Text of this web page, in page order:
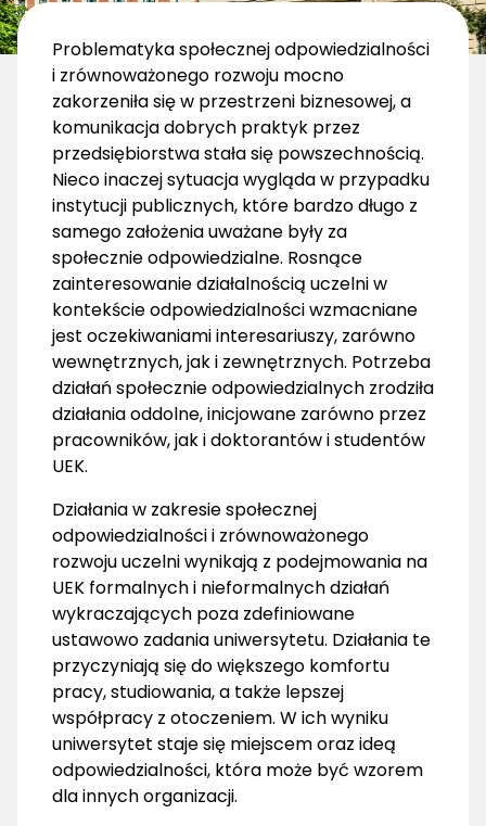
Problematyka społecznej odpowiedzialności
i zrównoważonego rozwoju mocno
zakorzeniła się w przestrzeni biznesowej, a
komunikacja dobrych praktyk przez
przedsiębiorstwa stała się powszechnością.
Nieco inaczej sytuacja wygląda w przypadku
instytucji publicznych, które bardzo długo z
samego założenia uważane były za
społecznie odpowiedzialne. Rosnące
zainteresowanie działalnością uczelni w
kontekście odpowiedzialności wzmacniane
jest oczekiwaniami interesariuszy, zarówno
wewnętrznych, jak i zewnętrznych. Potrzeba
działań społecznie odpowiedzialnych zrodziła
działania oddolne, inicjowane zarówno przez
pracowników, jak i doktorantów i studentów
UEK.
Działania w zakresie społecznej
odpowiedzialności i zrównoważonego
rozwoju uczelni wynikają z podejmowania na
UEK formalnych i nieformalnych działań
wykraczających poza zdefiniowane
ustawowo zadania uniwersytetu. Działania te
przyczyniają się do większego komfortu
pracy, studiowania, a także lepszej
współpracy z otoczeniem. W ich wyniku
uniwersytet staje się miejscem oraz ideą
odpowiedzialności, która może być wzorem
dla innych organizacji.